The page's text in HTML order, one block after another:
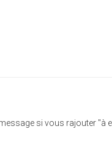
si vous rajouter "à